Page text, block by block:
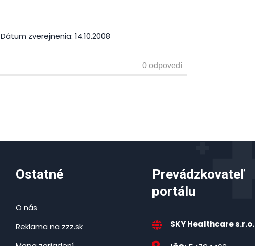
Dátum zverejnenia: 14.10.2008
Ostatné
O nás
Reklama na zzz.sk
Prevádzkovateľ
portálu
SKY Healthcare s.r.o.